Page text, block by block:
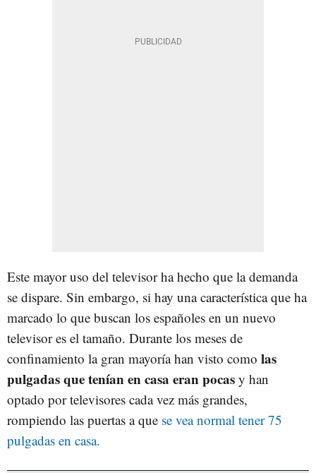
Este mayor uso del televisor ha hecho que la demanda
se dispare. Sin embargo, si hay una característica que ha
marcado lo que buscan los españoles en un nuevo
televisor es el tamaño. Durante los meses de
confinamiento la gran mayoría han visto como las
pulgadas que tenían en casa eran pocas y han
optado por televisores cada vez más grandes,
rompiendo las puertas a que se vea normal tener 75
pulgadas en casa.